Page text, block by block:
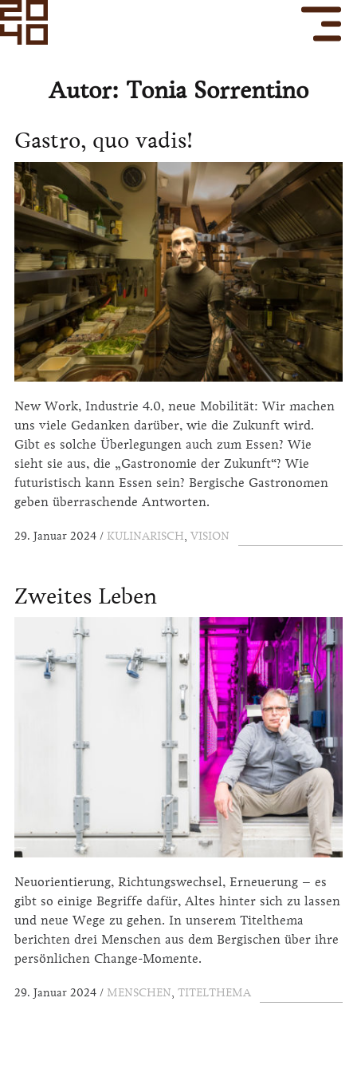
Autor: Tonia Sorrentino
Gastro, quo vadis!
New Work, Industrie 4.0, neue Mobilität: Wir machen
uns viele Gedanken darüber, wie die Zukunft wird.
Gibt es solche Überlegungen auch zum Essen? Wie
sieht sie aus, die „Gastronomie der Zukunft“? Wie
futuristisch kann Essen sein? Bergische Gastronomen
geben über­raschende Antworten.
29. Januar 2024 KULINARISCH, VISION
Zweites Leben
Neuorientierung, Richtungswechsel, Erneuerung – es
gibt so einige Begriffe dafür, Altes hinter sich zu lassen
und neue Wege zu gehen. In unserem Titelthema
berichten drei Menschen aus dem Bergischen über ihre
persönlichen Change-Momente.
29. Januar 2024 MENSCHEN, TITELTHEMA